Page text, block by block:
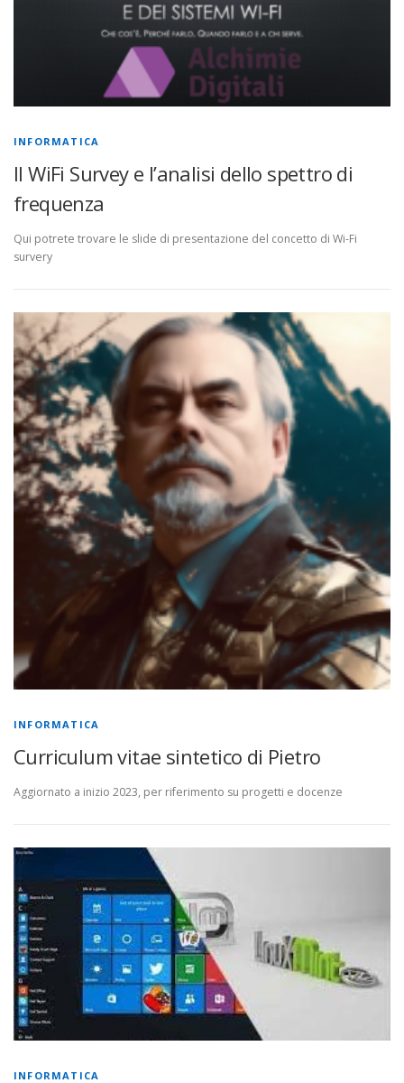
INFORMATICA
Il WiFi Survey e l’analisi dello spettro di
frequenza
Qui potrete trovare le slide di presentazione del concetto di Wi-Fi
survery
INFORMATICA
Curriculum vitae sintetico di Pietro
Aggiornato a inizio 2023, per riferimento su progetti e docenze
INFORMATICA